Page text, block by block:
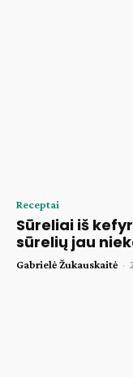
Receptai
Sūreliai iš
sūrelių jau
Gabrielė Žukauskaitė -